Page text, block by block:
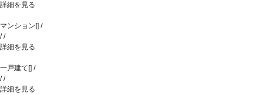
詳細を見る
マンション [] /
//
詳細を見る
一戸建て [] /
//
詳細を見る